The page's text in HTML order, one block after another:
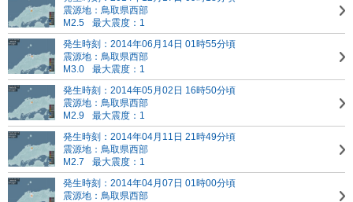
震源地：鳥取県西部
M2.5
最大震度：1
発生時刻：2014年06月14日 01時55分頃
震源地：鳥取県西部
M3.0
最大震度：1
発生時刻：2014年05月02日 16時50分頃
震源地：鳥取県西部
M2.9
最大震度：1
発生時刻：2014年04月11日 21時49分頃
震源地：鳥取県西部
M2.7
最大震度：1
発生時刻：2014年04月07日 01時00分頃
震源地：鳥取県西部